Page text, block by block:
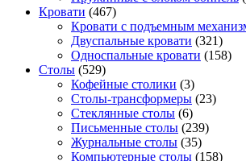
Кровати (467)
Кровати с подъемным
Двуспальные кровати (321)
Односпальные кровати (158)
Столы (529)
Кофейные столики (3)
Столы-трансформеры (23)
Стеклянные столы (6)
Письменные столы (239)
Журнальные столы (35)
Компьютерные столы (158)